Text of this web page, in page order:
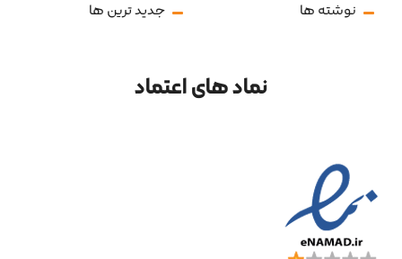
نوشته ها جدید ترین ها
نماد های اعتماد